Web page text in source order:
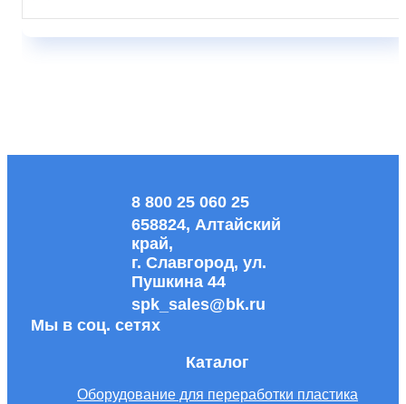
8 800 25 060 25
658824, Алтайский
край,
г. Славгород, ул.
Пушкина 44
spk_sales@bk.ru
Мы в соц. сетях
Каталог
Оборудование для переработки пластика